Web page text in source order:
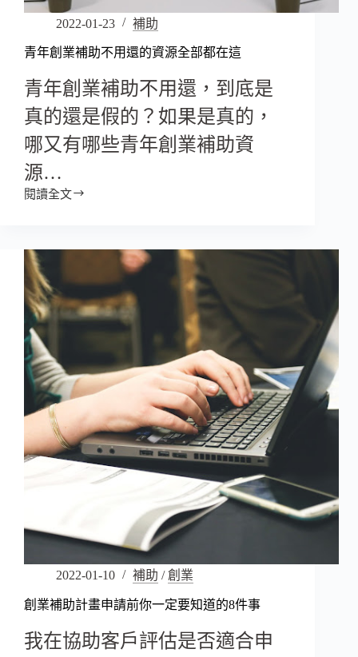
2022-01-23 補助
青年創業補助不用還的資源全部都在這
青年創業補助不用還，到底是
真的還是假的？如果是真的，
哪又有哪些青年創業補助資
源…
閱讀全文
2022-01-10 補助 /創業
創業補助計畫申請前你一定要知道的8件事
我在協助客戶評估是否適合申